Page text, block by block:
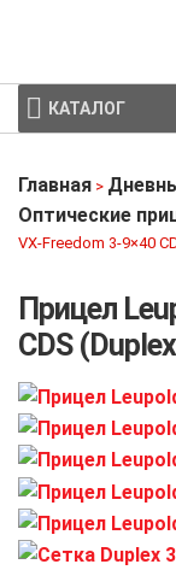
КАТАЛОГ
Главная >
Оптические
VX-Freedom 3-9×40
Прицел
CDS